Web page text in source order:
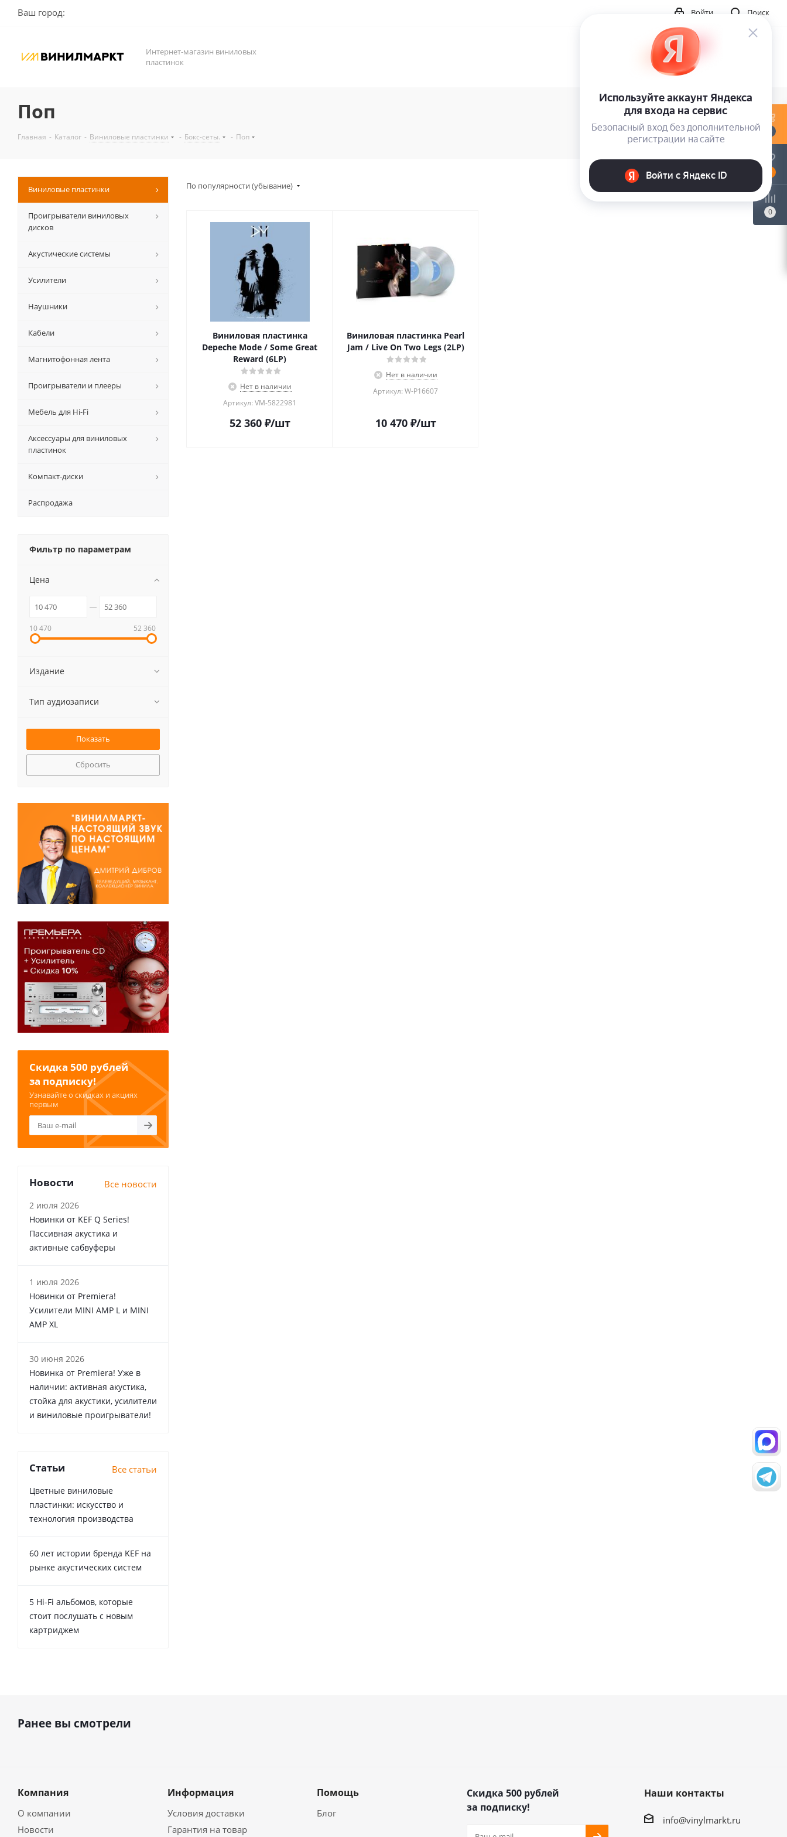
Ваш город: Поиск
Войти
Интернет-магазин виниловых
пластинок
Поп
Главная - Каталог - Виниловые пластинки - Бокс-сеты. - Поп
По популярности (убывание)
Виниловая пластинка
Depeche Mode / Some Great
Reward (6LP)
Нет в наличии
Артикул: VM-5822981
52 360₽/шт
Виниловая пластинка Pearl
Jam / Live On Two Legs (2LP)
Нет в наличии
Артикул: W-P16607
10 470₽/шт
Виниловые пластинки
Проигрыватели виниловых
дисков
Акустические системы
Усилители
Наушники
Кабели
Магнитофонная лента
Проигрыватели и плееры
Мебель для Hi-Fi
Аксессуары для виниловых
пластинок
Компакт-диски
Распродажа
Фильтр по параметрам
Цена
10 470 52 360
Издание
Тип аудиозаписи
Сбросить
Скидка 500 рублей
за подписку!
Узнавайте о скидках и акциях
первым
Новости Все новости
2 июля 2026
Новинки от KEF Q Series!
Пассивная акустика и
активные сабвуферы
1 июля 2026
Новинки от Premiera!
Усилители MINI AMP L и MINI
AMP XL
30 июня 2026
Новинка от Premiera! Уже в
наличии: активная акустика,
стойка для акустики, усилители
и виниловые проигрыватели!
Статьи Все статьи
Цветные виниловые
пластинки: искусство и
технология производства
60 лет истории бренда KEF на
рынке акустических систем
5 Hi-Fi альбомов, которые
стоит послушать с новым
картриджем
Ранее вы смотрели
Компания
О компании
Новости
Информация
Условия доставки
Гарантия на товар
Помощь
Блог
Скидка 500 рублей
за подписку!
Наши контакты
info@vinylmarkt.ru
0
0
0